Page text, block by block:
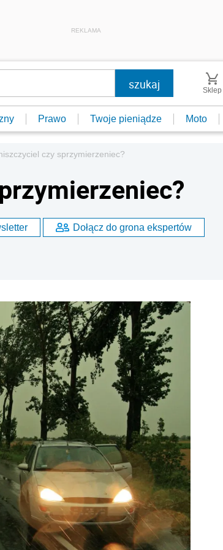
REKLAMA
Sklep
Prawo Twoje pieniądze Moto
czy sprzymierzeniec?
Dołącz do grona ekspertów